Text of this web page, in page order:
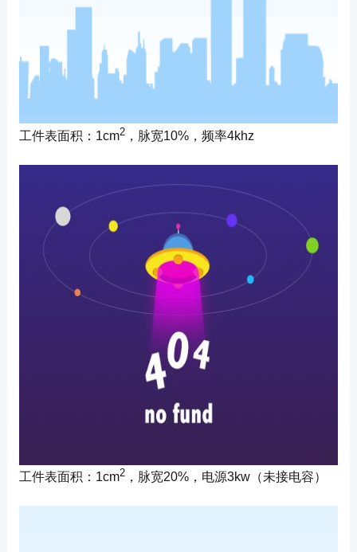
工件表面积：1cm2，脉宽10%，频率4khz
工件表面积：1cm2，脉宽20%，电源3kw（未接电容）